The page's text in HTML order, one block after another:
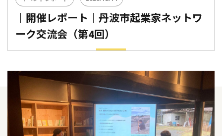
｜開催レポート｜丹波市起業家ネットワ
ーク交流会（第4回）